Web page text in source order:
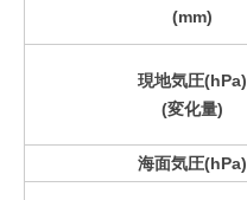
(mm)
現地気圧(hPa)
(変化量)
海面気圧(hPa)